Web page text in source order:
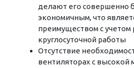
делают его совершенно
экономичным, что
преимуществом с
круглосуточной работы
Отсутствие
вентиляторах с